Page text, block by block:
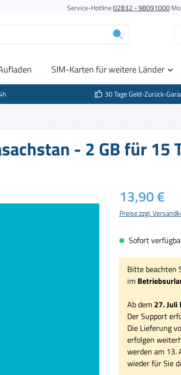
Service-Hotline02832 - 98091000
SIM-Karten für weitere Länder
30 Tage Geld-Zurück-
- 2 GB für 15
Regulärer Preis:
13,90 €
Preise zzgl.
Sofort
Bitte beachten
im
Ab dem 27.
Der Support
Die Lieferung
erfolgen
werden am 13.
wieder für Sie